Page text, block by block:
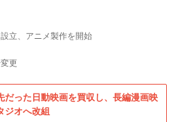
立、アニメ製作を開始
更
だった日動映画を買収し、長編漫画映
ジオへ改組